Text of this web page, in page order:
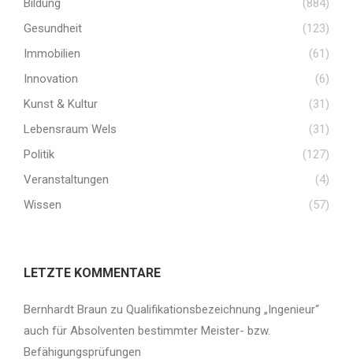
Bildung
(884)
Gesundheit
(123)
Immobilien
(61)
Innovation
(6)
Kunst & Kultur
(31)
Lebensraum Wels
(31)
Politik
(127)
Veranstaltungen
(4)
Wissen
(57)
LETZTE KOMMENTARE
Bernhardt Braun zu Qualifikationsbezeichnung „Ingenieur“
auch für Absolventen bestimmter Meister- bzw.
Befähigungsprüfungen